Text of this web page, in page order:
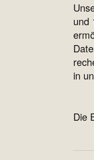
und
in
Die